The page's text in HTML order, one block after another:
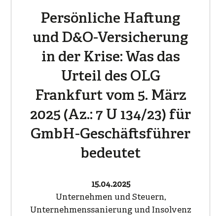
Persönliche Haftung
und D&O-Versicherung
in der Krise: Was das
Urteil des OLG
Frankfurt vom 5. März
2025 (Az.: 7 U 134/23) für
GmbH-Geschäftsführer
bedeutet
15.04.2025
Unternehmen und Steuern,
Unternehmenssanierung und Insolvenz